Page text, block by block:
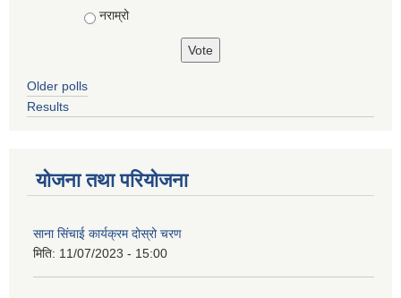
नराम्रो
Older polls
Results
योजना तथा परियोजना
साना सिंचाई कार्यक्रम दोस्रो चरण
मिति: 11/07/2023 - 15:00